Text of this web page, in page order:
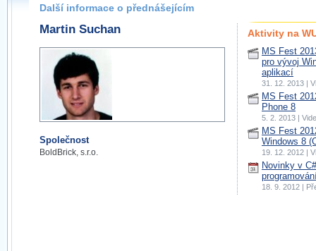
Další informace o přednášejícím
Martin Suchan
Společnost
BoldBrick, s.r.o.
Aktivity na
MS Fest
pro vývoj
aplikací
31. 12. 2013 |
MS Fest
Phone 8
5. 2. 2013 |
MS Fest
Windows 8
19. 12. 2012 |
Novinky v
18. 9. 2012 |